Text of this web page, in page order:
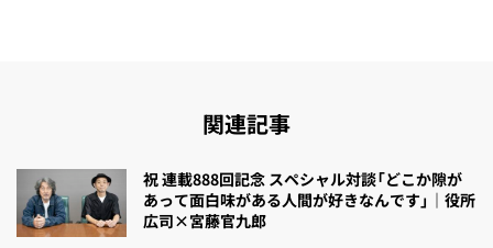
関連記事
祝 連載888回記念 スペシャル対談「どこか隙が
あって面白味がある人間が好きなんです」｜役所
広司×宮藤官九郎